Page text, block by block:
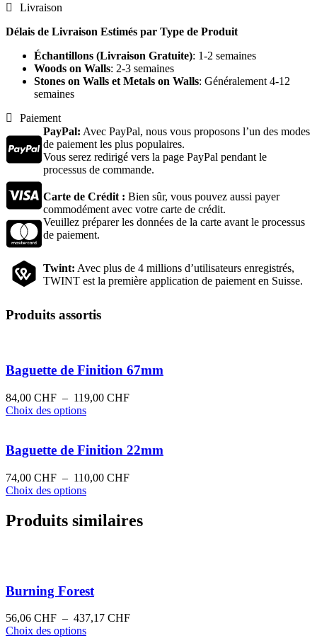
Livraison
Délais de Livraison Estimés par Type de Produit
Échantillons (Livraison Gratuite): 1-2 semaines
Woods on Walls: 2-3 semaines
Stones on Walls et Metals on Walls: Généralement 4-12
semaines
Paiement
PayPal: Avec PayPal, nous vous proposons l’un des modes
de paiement les plus populaires.
Vous serez redirigé vers la page PayPal pendant le
processus de commande.
Carte de Crédit : Bien sûr, vous pouvez aussi payer
commodément avec votre carte de crédit.
Veuillez préparer les données de la carte avant le processus
de paiement.
Twint: Avec plus de 4 millions d’utilisateurs enregistrés,
TWINT est la première application de paiement en Suisse.
Produits assortis
Baguette de Finition 67mm
84,00 CHF – 119,00 CHFPlage
à
Choix des optionsCe
plusieurs
Les
options
peuvent
être
choisies
produit
Baguette de Finition 22mm
74,00 CHF – 110,00 CHFPlage
à
Choix des optionsCe
plusieurs
être
sur
la
Produits similaires
Burning Forest
56,06 CHF – 437,17 CHFPlage
Choix des optionsCe